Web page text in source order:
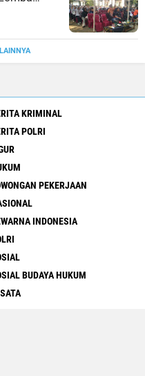
KRIMINAL
POLRI
PEKERJAAN
INDONESIA
BUDAYA HUKUM